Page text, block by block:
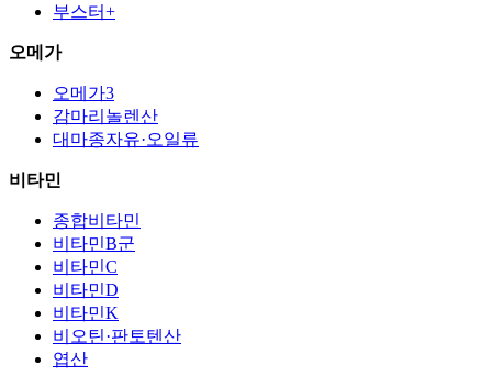
부스터+
오메가
오메가3
감마리놀렌산
대마종자유·오일류
비타민
종합비타민
비타민B군
비타민C
비타민D
비타민K
비오틴·판토텐산
엽산